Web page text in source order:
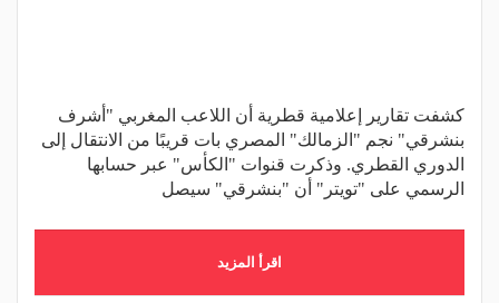
كشفت تقارير إعلامية قطرية أن اللاعب المغربي "أشرف
بنشرقي" نجم "الزمالك" المصري بات قريبًا من الانتقال إلى
الدوري القطري. وذكرت قنوات "الكأس" عبر حسابها
الرسمي على "تويتر" أن "بنشرقي" سيصل
اقرأ المزيد